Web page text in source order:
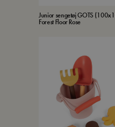
Junior sengetøj GOTS
Forest Floor Rose